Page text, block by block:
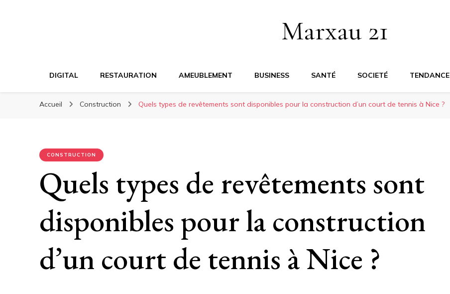
Marxau 21
DIGITAL RESTAURATION AMEUBLEMENT BUSINESS SANTÉ SOCIETÉ TENDANCE
Accueil Construction Quels types de revêtements sont disponibles pour la construction d’un court de tennis à Nice ?
CONSTRUCTION
Quels types de revêtements sont
disponibles pour la construction
d’un court de tennis à Nice ?